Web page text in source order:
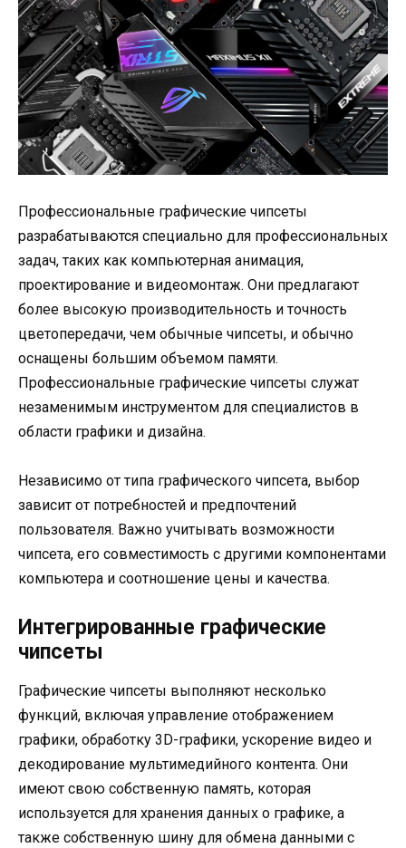
Профессиональные графические чипсеты
разрабатываются специально для профессиональных
задач, таких как компьютерная анимация,
проектирование и видеомонтаж. Они предлагают
более высокую производительность и точность
цветопередачи, чем обычные чипсеты, и обычно
оснащены большим объемом памяти.
Профессиональные графические чипсеты служат
незаменимым инструментом для специалистов в
области графики и дизайна.
Независимо от типа графического чипсета, выбор
зависит от потребностей и предпочтений
пользователя. Важно учитывать возможности
чипсета, его совместимость с другими компонентами
компьютера и соотношение цены и качества.
Интегрированные графические
чипсеты
Графические чипсеты выполняют несколько
функций, включая управление отображением
графики, обработку 3D-графики, ускорение видео и
декодирование мультимедийного контента. Они
имеют свою собственную память, которая
используется для хранения данных о графике, а
также собственную шину для обмена данными с